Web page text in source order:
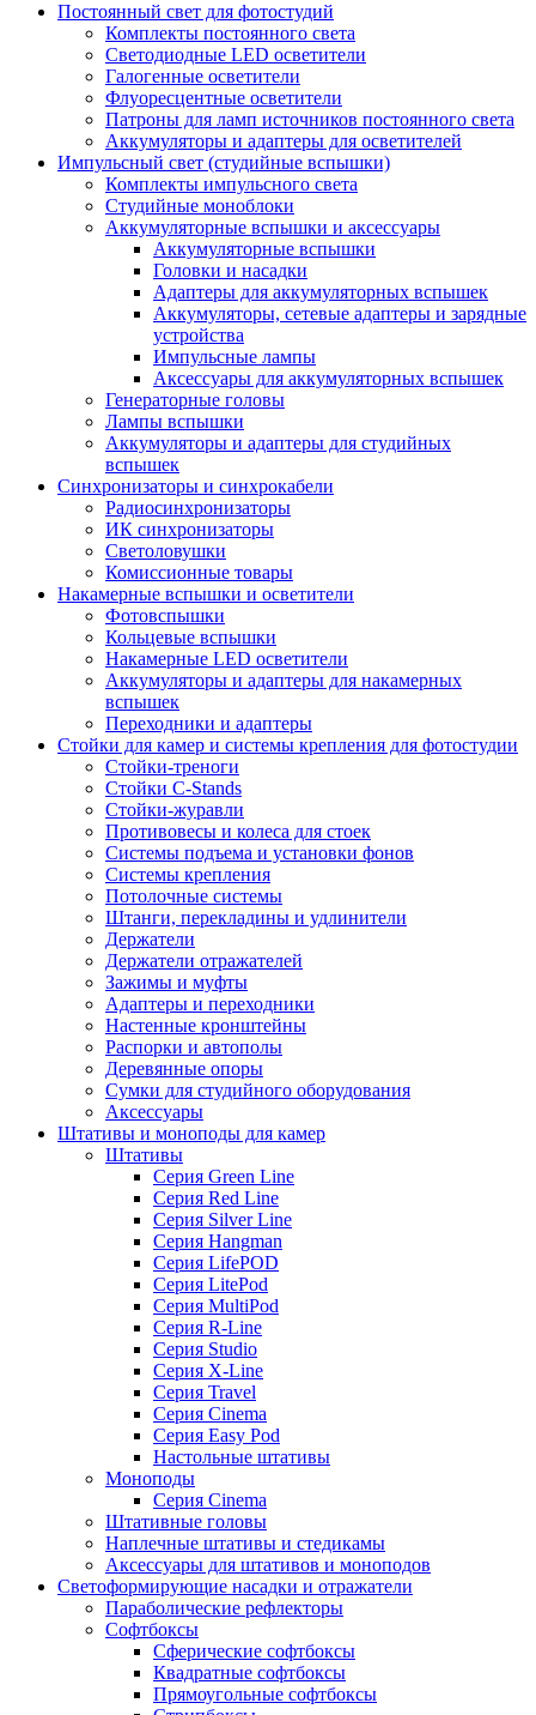
Постоянный свет для фотостудий
Комплекты постоянного света
Светодиодные LED осветители
Галогенные осветители
Флуоресцентные осветители
Патроны для ламп источников постоянного света
Аккумуляторы и адаптеры для осветителей
Импульсный свет (студийные вспышки)
Комплекты импульсного света
Студийные моноблоки
Аккумуляторные вспышки и аксессуары
Аккумуляторные вспышки
Головки и насадки
Адаптеры для аккумуляторных вспышек
Аккумуляторы, сетевые адаптеры и зарядные
устройства
Импульсные лампы
Аксессуары для аккумуляторных вспышек
Генераторные головы
Лампы вспышки
Аккумуляторы и адаптеры для студийных
вспышек
Синхронизаторы и синхрокабели
Радиосинхронизаторы
ИК синхронизаторы
Светоловушки
Комиссионные товары
Накамерные вспышки и осветители
Фотовспышки
Кольцевые вспышки
Накамерные LED осветители
Аккумуляторы и адаптеры для накамерных
вспышек
Переходники и адаптеры
Стойки для камер и системы крепления для фотостудии
Стойки-треноги
Стойки C-Stands
Стойки-журавли
Противовесы и колеса для стоек
Системы подъема и установки фонов
Системы крепления
Потолочные системы
Штанги, перекладины и удлинители
Держатели
Держатели отражателей
Зажимы и муфты
Адаптеры и переходники
Настенные кронштейны
Распорки и автополы
Деревянные опоры
Сумки для студийного оборудования
Аксессуары
Штативы и моноподы для камер
Штативы
Серия Green Line
Серия Red Line
Серия Silver Line
Серия Hangman
Серия LifePOD
Серия LitePod
Серия MultiPod
Серия R-Line
Серия Studio
Серия X-Line
Серия Travel
Серия Cinema
Серия Easy Pod
Настольные штативы
Моноподы
Серия Cinema
Штативные головы
Наплечные штативы и стедикамы
Аксессуары для штативов и моноподов
Светоформирующие насадки и отражатели
Параболические рефлекторы
Софтбоксы
Сферические софтбоксы
Квадратные софтбоксы
Прямоугольные софтбоксы